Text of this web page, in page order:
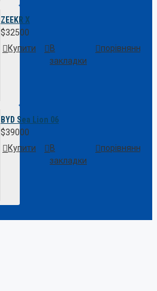
ZEEKR X
$32500
Купити
В
закладки
порівняння
BYD Sea Lion 06
$39000
Купити
В
закладки
порівняння